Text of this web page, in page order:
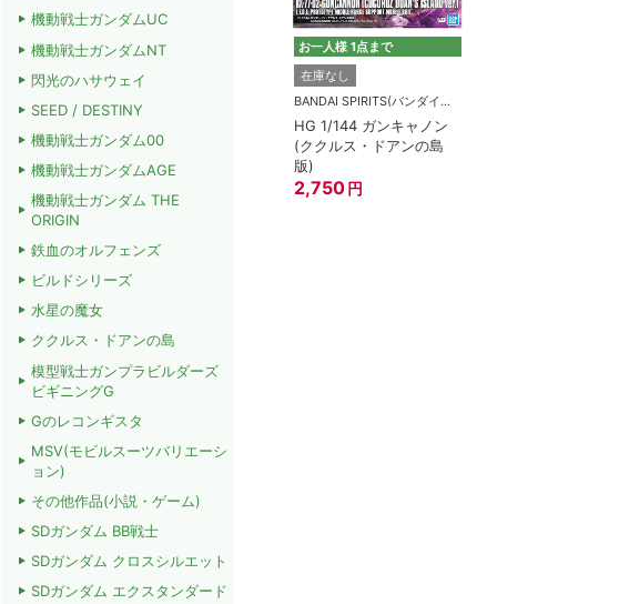
お一人様 1点まで
在庫なし
BANDAI SPIRITS(バンダイスピリッツ)
HG 1/144 ガンキャノン
(ククルス・ドアンの島
版)
2,750 円
機動戦士ガンダムUC
機動戦士ガンダムNT
閃光のハサウェイ
SEED / DESTINY
機動戦士ガンダム00
機動戦士ガンダムAGE
機動戦士ガンダム THE
ORIGIN
鉄血のオルフェンズ
ビルドシリーズ
水星の魔女
ククルス・ドアンの島
模型戦士ガンプラビルダーズ
ビギニングG
Gのレコンギスタ
MSV(モビルスーツバリエーシ
ョン)
その他作品(小説・ゲーム)
SDガンダム BB戦士
SDガンダム クロスシルエット
SDガンダム エクスタンダード